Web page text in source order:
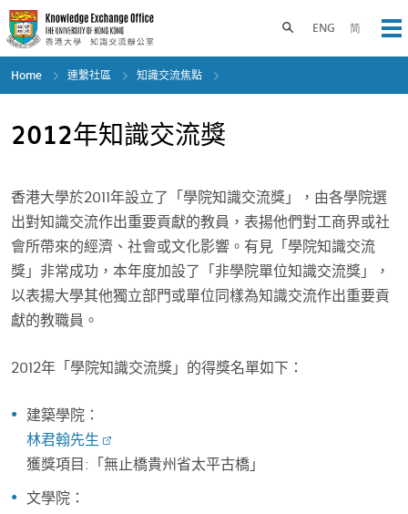
Skip
to
main
content
ENG 简
Toggle search panel
Home 連繫社區 知識交流焦點
2012年知識交流獎
香港大學於2011年設立了「學院知識交流獎」，由各學院選
出對知識交流作出重要貢獻的教員，表揚他們對工商界或社
會所帶來的經濟、社會或文化影響。有見「學院知識交流
獎」非常成功，本年度加設了「非學院單位知識交流獎」，
以表揚大學其他獨立部門或單位同樣為知識交流作出重要貢
獻的教職員。
2012年「學院知識交流獎」的得獎名單如下：
建築學院：
林君翰先生
獲獎項目:「無止橋貴州省太平古橋」
文學院：